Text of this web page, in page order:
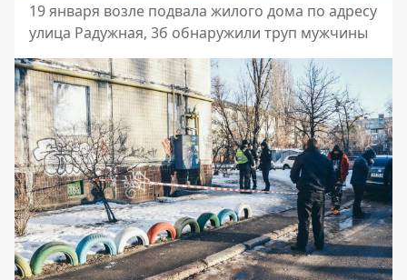
19 января возле подвала жилого дома по адресу
улица Радужная, 3б обнаружили труп мужчины